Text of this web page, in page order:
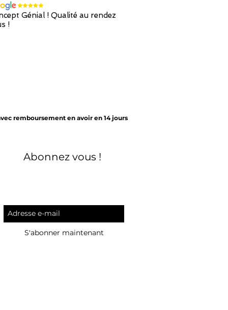
Génial ! Qualité au rendez
!
remboursement en avoir en 14 jours
Abonnez vous !
S'abonner maintenant